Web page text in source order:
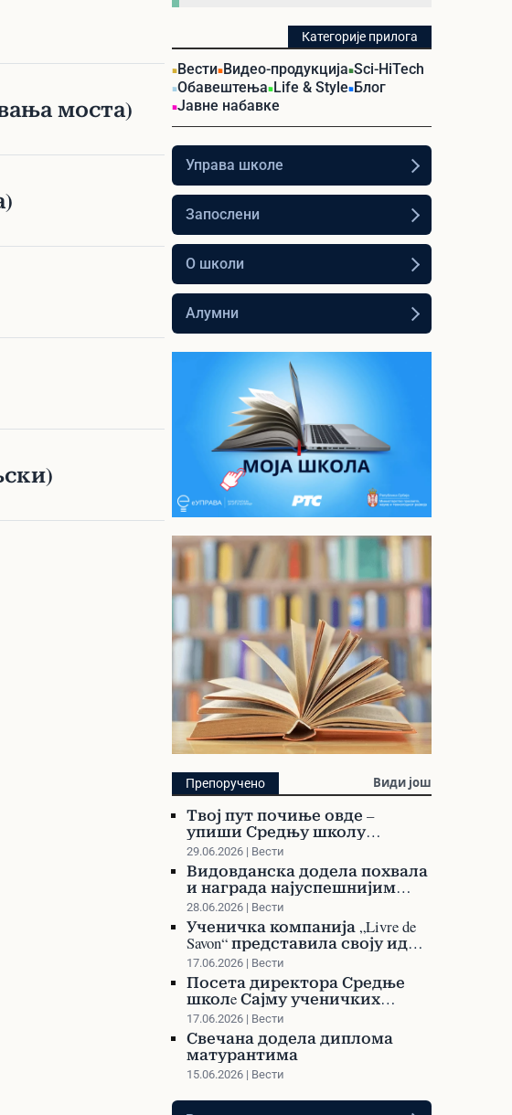
моста)
Категорије прилога
Вести Видео-продукција Sci-HiTech
Обавештења Life & Style Блог
Јавне набавке
Управа школе
Запослени
О школи
Алумни
Моја школа - РТС
Планета
Видео лекције из
опшеобразовних и стручних
предмета за средњу школу
Библиотека
Претражите библиотеку и
наручите своју књигу
Препоручено Види још
Твој пут почиње овде –
упиши Средњу школу
Варварин!
29.06.2026 | Вести
Видовданска додела похвала
и награда најуспешнијим
ученицима и професорима
28.06.2026 | Вести
Ученичка компанија „Livre de
Savon“ представила своју идеју
на Сајму ученичких
компанија у Сурдулици
17.06.2026 | Вести
Посета директора Средње
школe Сајму ученичких
компанија у Сурдулици
17.06.2026 | Вести
Свечана додела диплома
матурантима
15.06.2026 | Вести